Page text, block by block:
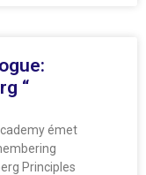
“
émet
Principles